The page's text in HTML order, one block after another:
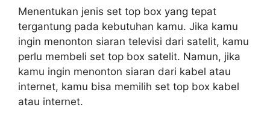
Menentukan jenis set top box yang tepat
tergantung pada kebutuhan kamu. Jika kamu
ingin menonton siaran televisi dari satelit, kamu
perlu membeli set top box satelit. Namun, jika
kamu ingin menonton siaran dari kabel atau
internet, kamu bisa memilih set top box kabel
atau internet.